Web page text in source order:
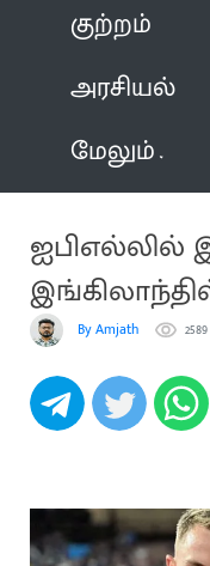
குற்றம்
அரசியல்
மேலும்
ஐபிஎல்லில்
கரண்:By Amjath 2589